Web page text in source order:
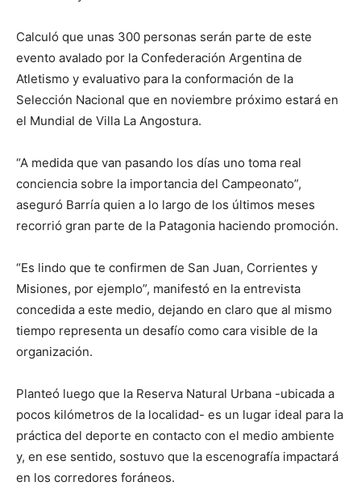
Calculó que unas 300 personas serán parte de este
evento avalado por la Confederación Argentina de
Atletismo y evaluativo para la conformación de la
Selección Nacional que en noviembre próximo estará en
el Mundial de Villa La Angostura.
“A medida que van pasando los días uno toma real
conciencia sobre la importancia del Campeonato”,
aseguró Barría quien a lo largo de los últimos meses
recorrió gran parte de la Patagonia haciendo promoción.
“Es lindo que te confirmen de San Juan, Corrientes y
Misiones, por ejemplo”, manifestó en la entrevista
concedida a este medio, dejando en claro que al mismo
tiempo representa un desafío como cara visible de la
organización.
Planteó luego que la Reserva Natural Urbana -ubicada a
pocos kilómetros de la localidad- es un lugar ideal para la
práctica del deporte en contacto con el medio ambiente
y, en ese sentido, sostuvo que la escenografía impactará
en los corredores foráneos.